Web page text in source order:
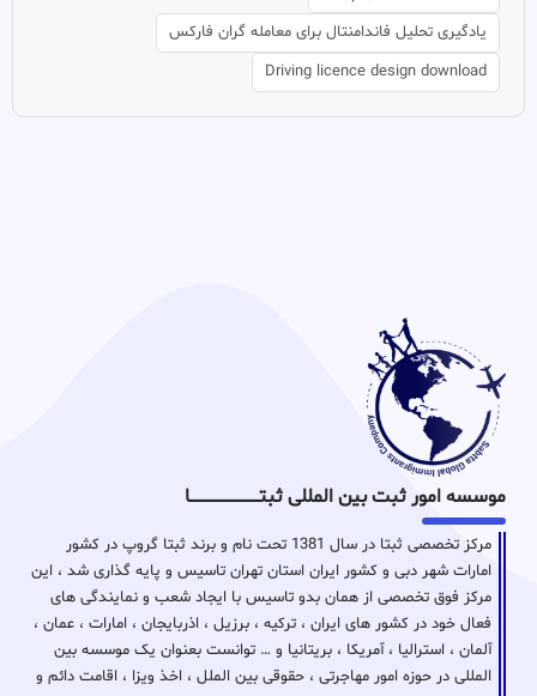
یادگیری تحلیل فاندامنتال برای معامله گران فارکس
Driving licence design download
موسسه امور ثبت بین المللی ثبتـــــــــــــــــــــــــــــا
مرکز تخصصی ثبتا در سال 1381 تحت نام و برند ثبتا گروپ در کشور
امارات شهر دبی و کشور ایران استان تهران تاسیس و پایه گذاری شد ، این
مرکز فوق تخصصی از همان بدو تاسیس با ایجاد شعب و نمایندگی های
فعال خود در کشور های ایران ، ترکیه ، برزیل ، اذربایجان ، امارات ، عمان ،
آلمان ، استرالیا ، آمریکا ، بریتانیا و … توانست بعنوان یک موسسه بین
المللی در حوزه امور مهاجرتی ، حقوقی بین الملل ، اخذ ویزا ، اقامت دائم و